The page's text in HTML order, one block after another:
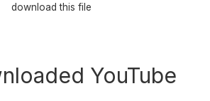
download this file
YouTube